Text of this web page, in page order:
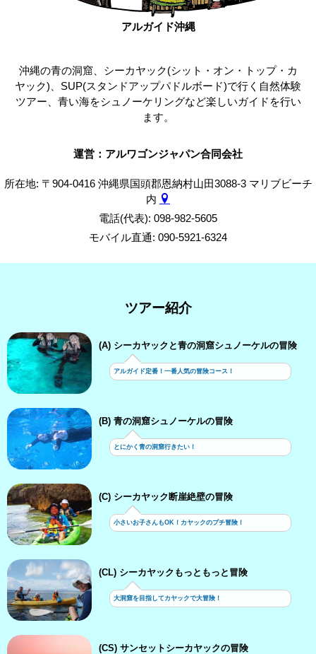
アルガイド沖縄
沖縄の青の洞窟、シーカヤック(シット・オン・トップ・カ
ヤック)、SUP(スタンドアップパドルボード)で行く自然体験
ツアー、青い海をシュノーケリングなど楽しいガイドを行い
ます。
運営：アルワゴンジャパン合同会社
所在地: 〒904-0416 沖縄県国頭郡恩納村山田3088-3 マリブビーチ
内
電話(代表): 098-982-5605
モバイル直通: 090-5921-6324
ツアー紹介
(A) シーカヤックと青の洞窟シュノーケルの冒険
アルガイド定番！一番人気の冒険コース！
(B) 青の洞窟シュノーケルの冒険
とにかく青の洞窟行きたい！
(C) シーカヤック断崖絶壁の冒険
小さいお子さんもOK！カヤックのプチ冒険！
(CL) シーカヤックもっともっと冒険
大洞窟を目指してカヤックで大冒険！
(CS) サンセットシーカヤックの冒険